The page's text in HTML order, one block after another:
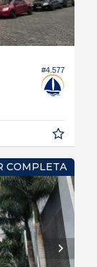
#4.577
COMPLETA